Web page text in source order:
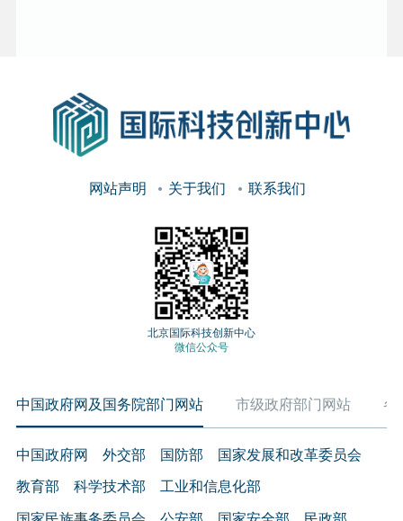
网站声明 关于我们 联系我们
北京国际科技创新中心
微信公众号
中国政府网及国务院部门网站 市级政府部门网站 各
中国政府网 外交部 国防部 国家发展和改革委员会
教育部 科学技术部 工业和信息化部